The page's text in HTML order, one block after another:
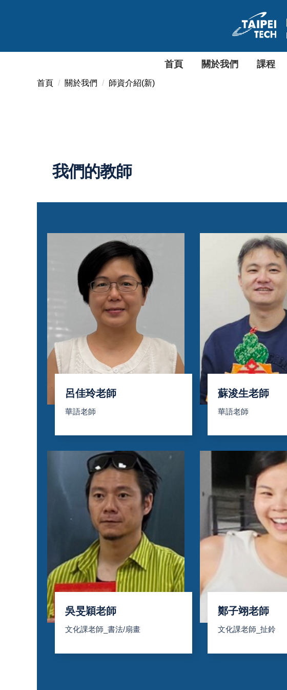
首頁 關於我們 課程
首頁 關於我們 師資介紹(新)
我們的教師
呂佳玲老師
華語老師
蘇浚生老師
華語老師
吳旻穎老師
文化課老師_書法/扇畫
鄭子翊老師
文化課老師_扯鈴